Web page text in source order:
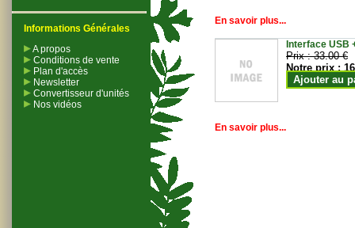
Informations Générales
A propos
Conditions de vente
Plan d'accès
Newsletter
Convertisseur d'unités
Nos vidéos
En savoir plus...
Interface USB
Prix :33.00 €
Notre prix :
Ajouter au
En savoir plus...